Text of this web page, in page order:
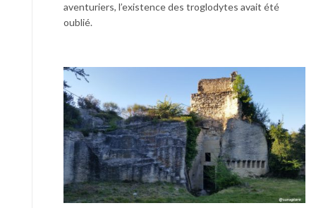
aventuriers, l’existence des troglodytes avait été
oublié.